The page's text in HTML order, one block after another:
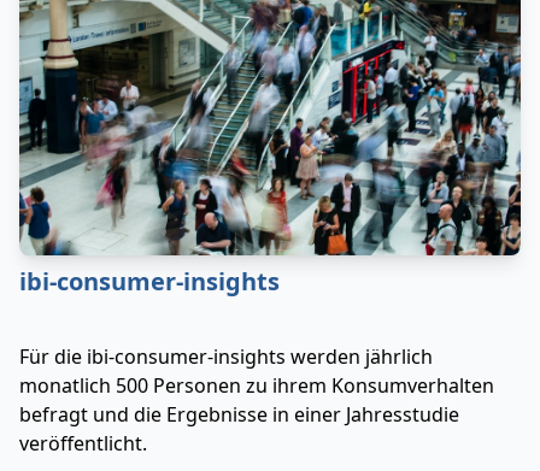
ibi-consumer-insights
Für die ibi-consumer-insights werden jährlich
monatlich 500 Personen zu ihrem Konsumverhalten
befragt und die Ergebnisse in einer Jahresstudie
veröffentlicht.